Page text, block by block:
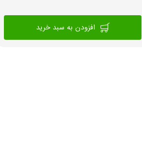
افزودن به سبد خرید